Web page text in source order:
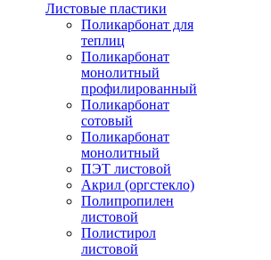
Листовые пластики
Поликарбонат для
теплиц
Поликарбонат
монолитный
профилированный
Поликарбонат
сотовый
Поликарбонат
монолитный
ПЭТ листовой
Акрил (оргстекло)
Полипропилен
листовой
Полистирол
листовой